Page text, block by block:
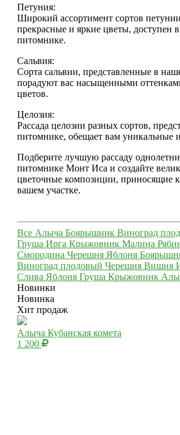
Петуния:
Широкий ассортимент сортов
прекрасные и яркие цветы, доступен
питомнике.
Сальвия:
Сорта сальвии, представленные в
порадуют вас насыщенными
цветов.
Целозия:
Рассада целозии разных сортов,
питомнике, обещает вам уникальные
Подберите лучшую рассаду
питомнике Монт Иса и создайте
цветочные композиции, приносящие
вашем участке.
Все Алыча Боярышник Виноград
Груша Ирга Крыжовник Малина
Смородина Черешня Яблоня
Виноград плодовый Черешня Вишня
Слива Яблоня Груша Крыжовник
Новинки
Новинка
Хит продаж
Алыча Кубанская комета
1 200